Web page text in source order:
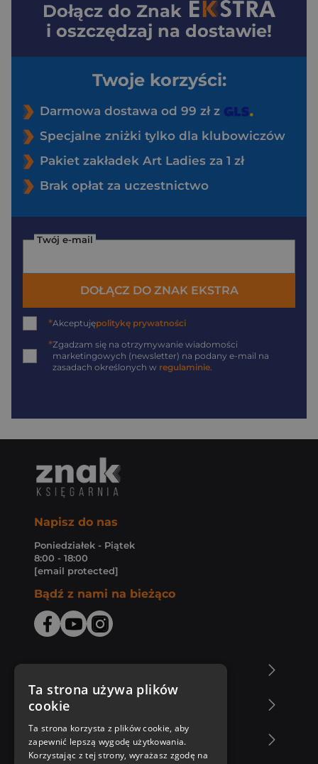
Dołącz do Znak
i oszczędzaj na dostawie!
Twoje korzyści:
Darmowa dostawa od 99 zł z
Specjalne zniżki tylko dla klubowiczów
Pakiet zakładek Art Ladies za 1 zł
Brak opłat za uczestnictwo
Twój e-mail
DOŁĄCZ DO ZNAK EKSTRA
*Akceptujępolitykę prywatności
*Zgadzam się na otrzymywanie wiadomości
marketingowych (newsletter) na podany e-mail na
zasadach określonych w regulaminie.
Napisz do nas
Poniedziałek - Piątek
8:00 - 18:00
[email protected]
Bądź z nami na bieżąco
Zakupy u nas
Nasza oferta
Ta strona używa plików
cookie
Ta strona korzysta z plików cookie, aby
zapewnić lepszą wygodę użytkowania.
Korzystając z tej strony, wyrażasz zgodę na